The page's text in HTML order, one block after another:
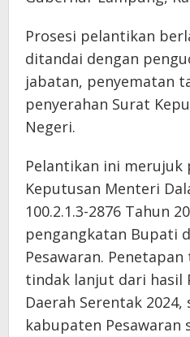
Prosesi pelantikan
ditandai dengan
jabatan, penyematan
penyerahan Surat
Negeri.
Pelantikan ini merujuk
Keputusan Menteri
100.2.1.3-2876 Tahun
pengangkatan Bupati
Pesawaran.
tindak lanjut dari hasil
Daerah Serentak
kabupaten Pesawaran